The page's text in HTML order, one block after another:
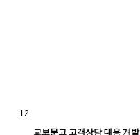
교보문고 고객상담 대응 개발